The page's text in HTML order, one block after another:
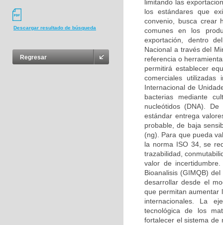
Descargar resultado de búsqueda
Regresar
limitando las
los estándares que
convenio, busca crear
comunes en los
exportación, dentro
Nacional a través del
referencia o
permitirá establecer
comerciales utilizadas
Internacional de
bacterias mediante
nucleótidos (DNA).
estándar entrega
probable, de baja
(ng). Para que pueda
la norma ISO 34, se
trazabilidad,
valor de
Bioanalisis (GIMQB)
desarrollar desde el
que permitan aumentar
internacionales. La
tecnológica de los
fortalecer el sistema de